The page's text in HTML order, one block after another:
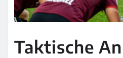
Taktische